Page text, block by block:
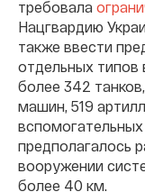
требовала
Нацгвардию
также ввести
отдельных типов
более 342
машин, 519
предполагалось
вооружении
более 40 км.